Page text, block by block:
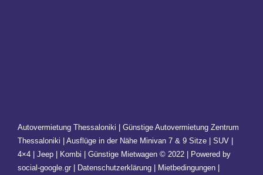
Autovermietung Thessaloniki | Günstige Autovermietung Zentrum
Thessaloniki | Ausflüge in der Nähe Minivan 7 & 9 Sitze | SUV |
4×4 | Jeep | Kombi | Günstige Mietwagen © 2022 | Powered by
social-google.gr | Datenschutzerklärung | Mietbedingungen |